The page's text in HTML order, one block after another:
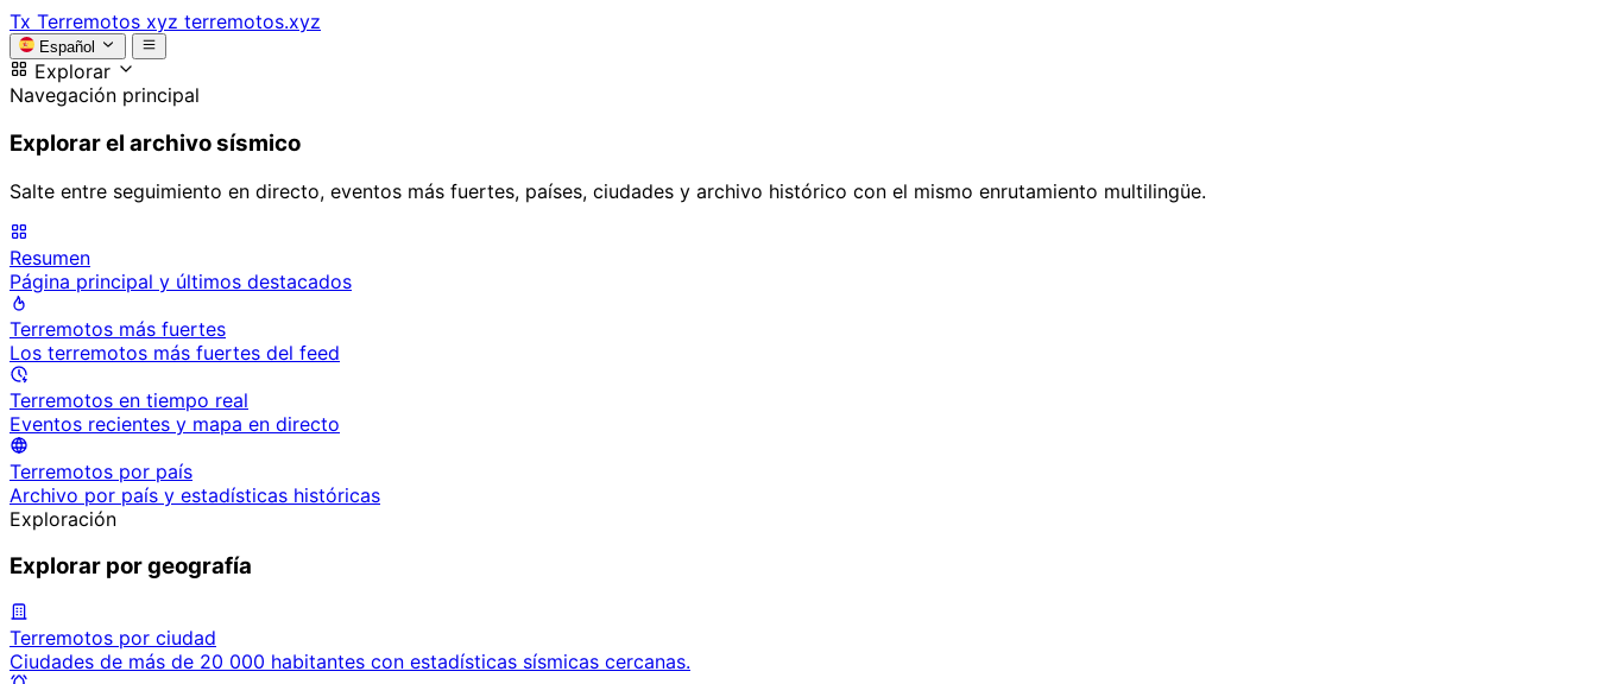
Tx Terremotos xyz terremotos.xyz
Español
Explorar
Navegación principal
Explorar el archivo sísmico
Salte entre seguimiento en directo, eventos más fuertes, países, ciudades y archivo histórico con el mismo enrutamiento multilingüe.
Resumen
Página principal y últimos destacados
Terremotos más fuertes
Los terremotos más fuertes del feed
Terremotos en tiempo real
Eventos recientes y mapa en directo
Terremotos por país
Archivo por país y estadísticas históricas
Exploración
Explorar por geografía
Terremotos por ciudad
Ciudades de más de 20 000 habitantes con estadísticas sísmicas cercanas.